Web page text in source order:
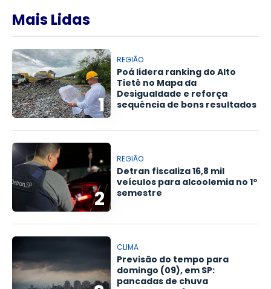
Mais Lidas
1
REGIÃO
Poá lidera ranking do Alto
Tietê no Mapa da
Desigualdade e reforça
sequência de bons resultados
2
REGIÃO
Detran fiscaliza 16,8 mil
veículos para alcoolemia no 1º
semestre
CLIMA
Previsão do tempo para
domingo (09), em SP:
pancadas de chuva